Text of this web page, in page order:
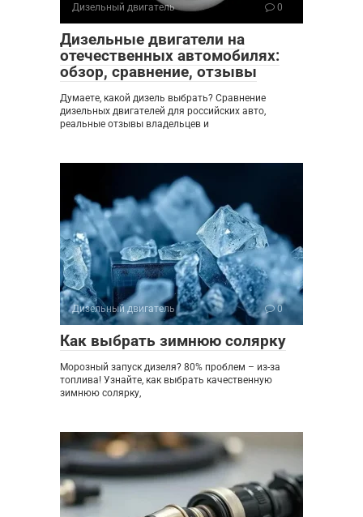
Дизельный двигатель 0
Дизельные двигатели на
отечественных автомобилях:
обзор, сравнение, отзывы
Думаете, какой дизель выбрать? Сравнение
дизельных двигателей для российских авто,
реальные отзывы владельцев и
Дизельный двигатель 0
Как выбрать зимнюю солярку
Морозный запуск дизеля? 80% проблем – из-за
топлива! Узнайте, как выбрать качественную
зимнюю солярку,